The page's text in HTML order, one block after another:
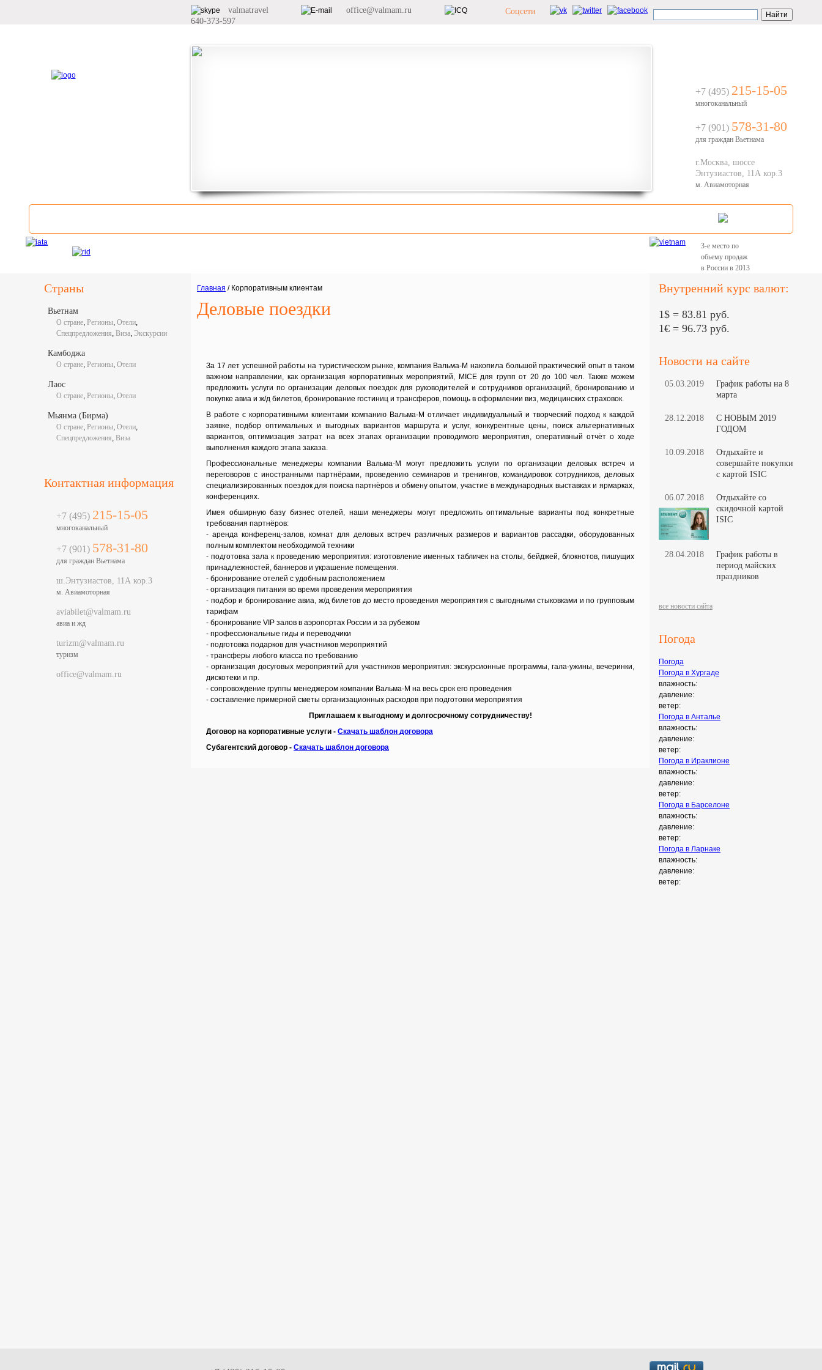
valmatravel
office@valmam.ru
640-373-597
Соцсети
+7 (495) 215-15-05
многоканальный
+7 (901) 578-31-80
для граждан Вьетнама
г.Москва, шоссе
Энтузиастов, 11А кор.3
м. Авиамоторная
3-е место по
обьему продаж
в России в 2013
Страны
Вьетнам
О стране, Регионы, Отели,
Спецпредложения, Виза, Экскурсии
Камбоджа
О стране, Регионы, Отели
Лаос
О стране, Регионы, Отели
Мьянма (Бирма)
О стране, Регионы, Отели,
Спецпредложения, Виза
Контактная информация
+7 (495) 215-15-05
многоканальный
+7 (901) 578-31-80
для граждан Вьетнама
ш.Энтузиастов, 11А кор.3
м. Авиамоторная
aviabilet@valmam.ru
авиа и жд
turizm@valmam.ru
туризм
office@valmam.ru
Главная / Корпоративным клиентам
Деловые поездки
За 17 лет успешной работы на туристическом рынке, компания Вальма-М накопила большой практический опыт в таком
важном направлении, как организация корпоративных мероприятий, MICE для групп от 20 до 100 чел. Также можем
предложить услуги по организации деловых поездок для руководителей и сотрудников организаций, бронированию и
покупке авиа и ж/д билетов, бронирование гостиниц и трансферов, помощь в оформлении виз, медицинских страховок.
В работе с корпоративными клиентами компанию Вальма-М отличает индивидуальный и творческий подход к каждой
заявке, подбор оптимальных и выгодных вариантов маршрута и услуг, конкурентные цены, поиск альтернативных
вариантов, оптимизация затрат на всех этапах организации проводимого мероприятия, оперативный отчёт о ходе
выполнения каждого этапа заказа.
Профессиональные менеджеры компании Вальма-М могут предложить услуги по организации деловых встреч и
переговоров с иностранными партнёрами, проведению семинаров и тренингов, командировок сотрудников, деловых
специализированных поездок для поиска партнёров и обмену опытом, участие в международных выставках и ярмарках,
конференциях.
Имея обширную базу бизнес отелей, наши менеджеры могут предложить оптимальные варианты под конкретные
требования партнёров:
- аренда конференц-залов, комнат для деловых встреч различных размеров и вариантов рассадки, оборудованных
полным комплектом необходимой техники
- подготовка зала к проведению мероприятия: изготовление именных табличек на столы, бейджей, блокнотов, пишущих
принадлежностей, баннеров и украшение помещения.
- бронирование отелей с удобным расположением
- организация питания во время проведения мероприятия
- подбор и бронирование авиа, ж/д билетов до место проведения мероприятия с выгодными стыковками и по групповым
тарифам
- бронирование VIP залов в аэропортах России и за рубежом
- профессиональные гиды и переводчики
- подготовка подарков для участников мероприятий
- трансферы любого класса по требованию
- организация досуговых мероприятий для участников мероприятия: экскурсионные программы, гала-ужины, вечеринки,
дискотеки и пр.
- сопровождение группы менеджером компании Вальма-М на весь срок его проведения
- составление примерной сметы организационных расходов при подготовки мероприятия
Приглашаем к выгодному и долгосрочному сотрудничеству!
Договор на корпоративные услуги - Скачать шаблон договора
Субагентский договор - Скачать шаблон договора
Внутренний курс валют:
1$ = 83.81 руб.
1€ = 96.73 руб.
Новости на сайте
05.03.2019
График работы на 8
марта
28.12.2018
С НОВЫМ 2019
ГОДОМ
10.09.2018
Отдыхайте и
совершайте покупки
с картой ISIC
06.07.2018
Отдыхайте со
скидочной картой
ISIC
28.04.2018
График работы в
период майских
праздников
все новости сайта
Погода
Погода
Погода в Хургаде
влажность:
давление:
ветер:
Погода в Анталье
влажность:
давление:
ветер:
Погода в Ираклионе
влажность:
давление:
ветер:
Погода в Барселоне
влажность:
давление:
ветер:
Погода в Ларнаке
влажность:
давление:
ветер: